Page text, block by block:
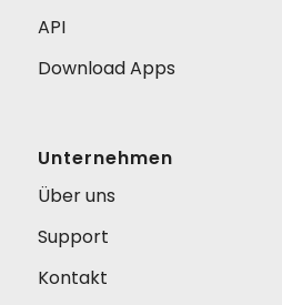
API
Download Apps
Unternehmen
Über uns
Support
Kontakt